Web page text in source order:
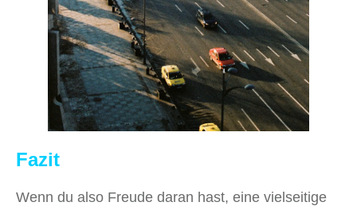
Fazit
Wenn du also Freude daran hast, eine vielseitige